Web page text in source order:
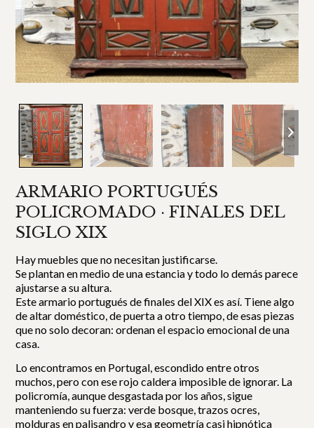
ARMARIO PORTUGUÉS
POLICROMADO · FINALES DEL
SIGLO XIX
Hay muebles que no necesitan justificarse.
Se plantan en medio de una estancia y todo lo demás parece
ajustarse a su altura.
Este armario portugués de finales del XIX es así. Tiene algo
de altar doméstico, de puerta a otro tiempo, de esas piezas
que no solo decoran: ordenan el espacio emocional de una
casa.
Lo encontramos en Portugal, escondido entre otros
muchos, pero con ese rojo caldera imposible de ignorar. La
policromía, aunque desgastada por los años, sigue
manteniendo su fuerza: verde bosque, trazos ocres,
molduras en palisandro y esa geometría casi hipnótica